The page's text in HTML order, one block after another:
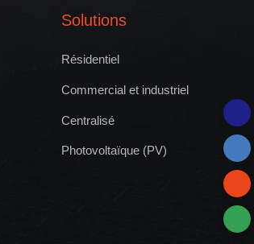
Solutions
Résidentiel
Commercial et industriel
Centralisé
Photovoltaïque (PV)